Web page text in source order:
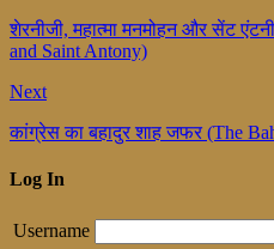
शेरनीजी, महात्मा मनमोहन और सेंट
and Saint Antony)
Next
कांग्रेस का बहादुर शाह जफर (The
Log In
Username